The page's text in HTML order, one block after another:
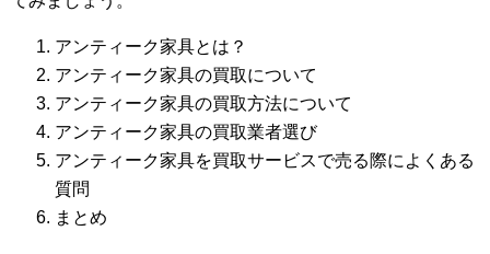
アンティーク家具とは？
アンティーク家具の買取について
アンティーク家具の買取方法について
アンティーク家具の買取業者選び
アンティーク家具を買取サービスで売る際によくある
質問
まとめ